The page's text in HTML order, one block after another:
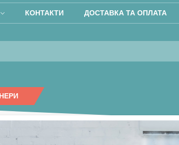
КОНТАКТИ ДОСТАВКА ТА ОПЛАТА